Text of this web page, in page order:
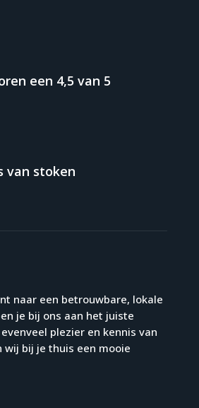
een 4,5 van 5
van stoken
naar een betrouwbare, lokale
je bij ons aan het juiste
plezier en kennis van
wij bij je thuis een mooie